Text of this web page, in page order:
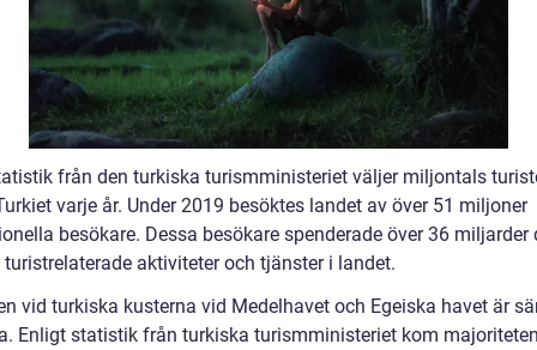
från den turkiska turismministeriet väljer miljontals
varje år. Under 2019 besöktes landet av över 51 miljoner
besökare. Dessa besökare spenderade över 36 miljarder
aktiviteter och tjänster i landet.
vid turkiska kusterna vid Medelhavet och Egeiska havet är
Enligt statistik från turkiska turismministeriet kom